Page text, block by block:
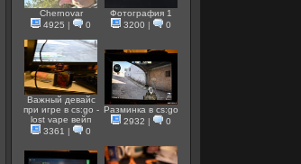
Chernovar
4925 | 0
Фотография 1
3200 | 0
Важный девайс
при игре в cs:go -
lost vape вейп
3361 | 0
Разминка в cs:go
2932 | 0